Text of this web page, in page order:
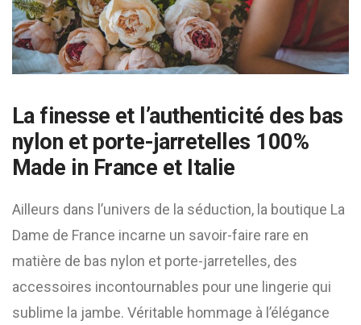
La finesse et l’authenticité des bas
nylon et porte-jarretelles 100%
Made in France et Italie
Ailleurs dans l’univers de la séduction, la boutique La
Dame de France incarne un savoir-faire rare en
matière de bas nylon et porte-jarretelles, des
accessoires incontournables pour une lingerie qui
sublime la jambe. Véritable hommage à l’élégance